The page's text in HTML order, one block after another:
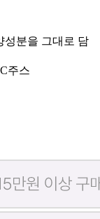
성분을 그대로 담
주스